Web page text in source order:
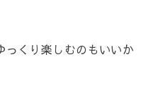
っくり楽しむのもいいか